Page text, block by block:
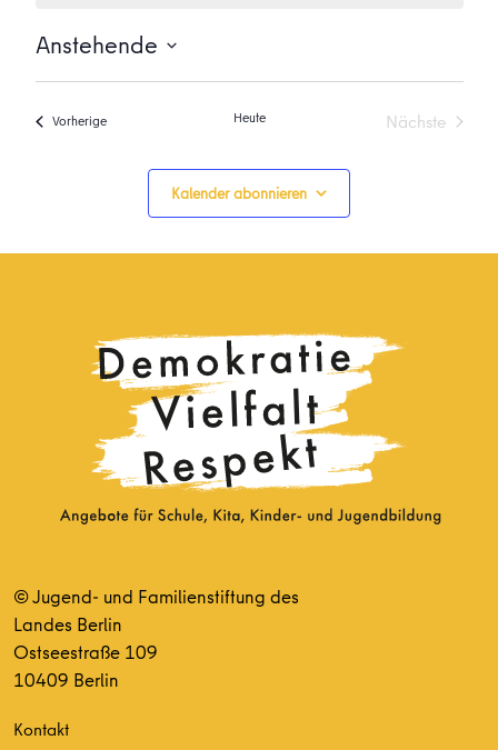
Anstehende
Datum
VorherigeVeranstaltungen Heute
Nächste
Kalender abonnieren
© Jugend- und Familienstiftung des
Landes Berlin
Ostseestraße 109
10409 Berlin
Kontakt